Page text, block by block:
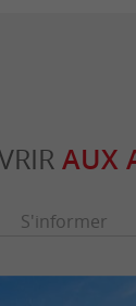
AUX
S'informer